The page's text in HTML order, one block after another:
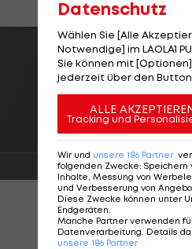
Datenschutz
Wählen Sie [Alle
Notwendige] im LAOLA1
Sie können mit
jederzeit über den Button
ALLE
Tracking und
Wir und unsere 186 Partner
folgenden Zwecke: Speichern
Inhalte, Messung von
und Verbesserung von
Diese Zwecke können unter
Endgeräten
Manche Partner verwenden
Datenverarbeitung. Details
unsere 186 Partner